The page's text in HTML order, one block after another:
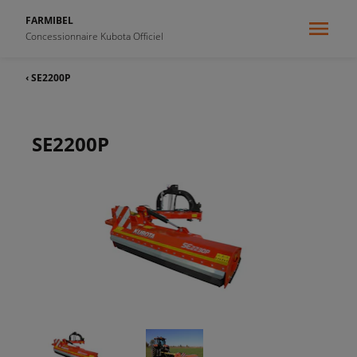
FARMIBEL
Concessionnaire Kubota Officiel
‹ SE2200P
SE2200P